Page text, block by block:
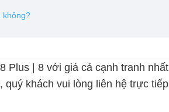
không?
Plus | 8 với giá cả cạnh tranh nhất
khách vui lòng liên hệ trực tiếp